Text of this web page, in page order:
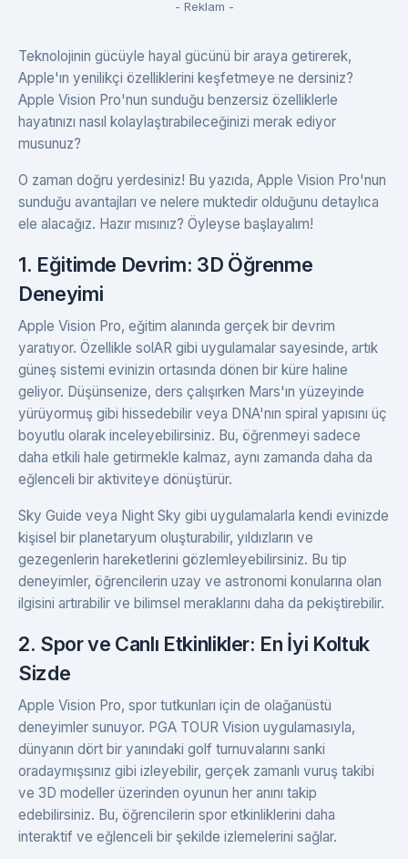
- Reklam -
Teknolojinin gücüyle hayal gücünü bir araya getirerek,
Apple'ın yenilikçi özelliklerini keşfetmeye ne dersiniz?
Apple Vision Pro'nun sunduğu benzersiz özelliklerle
hayatınızı nasıl kolaylaştırabileceğinizi merak ediyor
musunuz?
O zaman doğru yerdesiniz! Bu yazıda, Apple Vision Pro'nun
sunduğu avantajları ve nelere muktedir olduğunu detaylıca
ele alacağız. Hazır mısınız? Öyleyse başlayalım!
1. Eğitimde Devrim: 3D Öğrenme
Deneyimi
Apple Vision Pro, eğitim alanında gerçek bir devrim
yaratıyor. Özellikle solAR gibi uygulamalar sayesinde, artık
güneş sistemi evinizin ortasında dönen bir küre haline
geliyor. Düşünsenize, ders çalışırken Mars'ın yüzeyinde
yürüyormuş gibi hissedebilir veya DNA'nın spiral yapısını üç
boyutlu olarak inceleyebilirsiniz. Bu, öğrenmeyi sadece
daha etkili hale getirmekle kalmaz, aynı zamanda daha da
eğlenceli bir aktiviteye dönüştürür.
Sky Guide veya Night Sky gibi uygulamalarla kendi evinizde
kişisel bir planetaryum oluşturabilir, yıldızların ve
gezegenlerin hareketlerini gözlemleyebilirsiniz. Bu tip
deneyimler, öğrencilerin uzay ve astronomi konularına olan
ilgisini artırabilir ve bilimsel meraklarını daha da pekiştirebilir.
2. Spor ve Canlı Etkinlikler: En İyi Koltuk
Sizde
Apple Vision Pro, spor tutkunları için de olağanüstü
deneyimler sunuyor. PGA TOUR Vision uygulamasıyla,
dünyanın dört bir yanındaki golf turnuvalarını sanki
oradaymışsınız gibi izleyebilir, gerçek zamanlı vuruş takibi
ve 3D modeller üzerinden oyunun her anını takip
edebilirsiniz. Bu, öğrencilerin spor etkinliklerini daha
interaktif ve eğlenceli bir şekilde izlemelerini sağlar.